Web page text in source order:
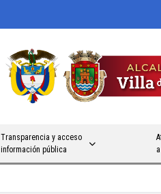
Transparencia y acceso
información pública